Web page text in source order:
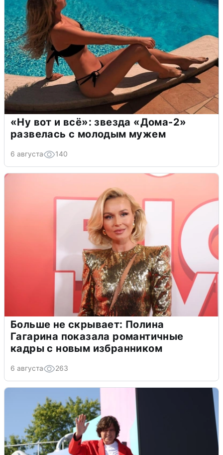
«Ну вот и всё»: звезда «Дома-2»
развелась с молодым мужем
6 августа 140
Больше не скрывает: Полина
Гагарина показала романтичные
кадры с новым избранником
6 августа 263